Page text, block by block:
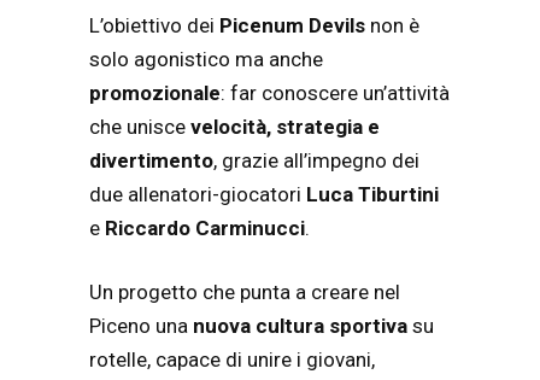
L’obiettivo dei Picenum Devils non è
solo agonistico ma anche
promozionale: far conoscere un’attività
che unisce velocità, strategia e
divertimento, grazie all’impegno dei
due allenatori-giocatori Luca Tiburtini
e Riccardo Carminucci.
Un progetto che punta a creare nel
Piceno una nuova cultura sportiva su
rotelle, capace di unire i giovani,